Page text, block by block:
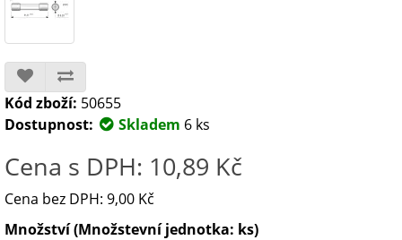
Kód zboží: 50655
Dostupnost:
Skladem 6 ks
Cena s DPH: 10,89 Kč
Cena bez DPH: 9,00 Kč
Množství (Množstevní jednotka: ks)